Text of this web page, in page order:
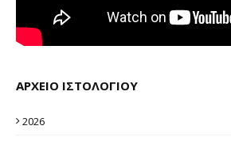
ΑΡΧΕΙΟ ΙΣΤΟΛΟΓΙΟΥ
2026